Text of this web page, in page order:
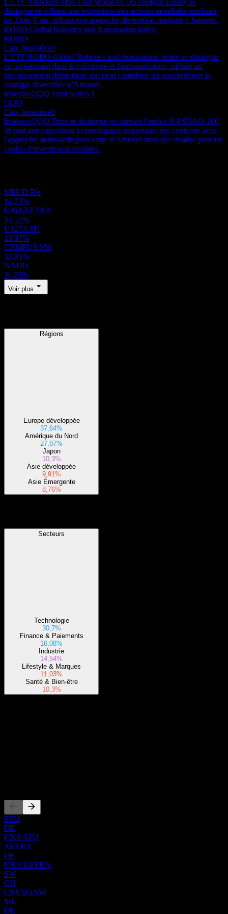
distingue en offrant une exposition aux actions mondiales excluant
les États-Unis, offrant une approche diversifiée similaire à Amundi.
ROBO Global Robotics and Automation Index
ROBO
Cap. boursière0
L'ETF ROBO Global Robotics and Automation Index se distingue
en investissant dans la robotique et l'automatisation, offrant un
investissement thématique qui peut compléter ou concurrencer la
stratégie diversifiée d'Amundi.
Invesco QQQ Trust Series 1
QQQ
Cap. boursière0
Invesco QQQ Trust se distingue en suivant l'indice NASDAQ-100,
offrant une exposition technologique importante qui contraste avec
l'approche multi-actifs plus large d'Amundi mais qui rivalise pour un
capital d'investisseur similaire.
MEUD.PA
14,73%
E960.XETRA
14,52%
U127.LSE
13,97%
CBMPUS.SW
12,05%
NADQ
11,23%
Voir plus
Régions
Europe développée
37,64%
Amérique du Nord
27,87%
Japon
10,3%
Asie développée
9,91%
Asie Émergente
8,76%
Secteurs
Technologie
30,7%
Finance & Paiements
16,08%
Industrie
14,54%
Lifestyle & Marques
11,03%
Santé & Bien-être
10,3%
STU
DE
F703.STU
XETRA
DE
F703.XETRA
SW
CH
CBVSO.SW
MU
DE